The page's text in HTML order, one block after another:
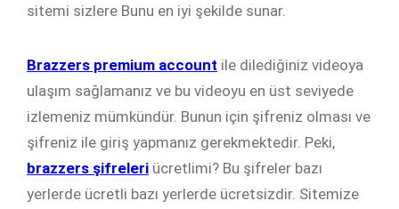
sitemi sizlere Bunu en iyi şekilde sunar.
Brazzers premium account ile dilediğiniz videoya
ulaşım sağlamanız ve bu videoyu en üst seviyede
izlemeniz mümkündür. Bunun için şifreniz olması ve
şifreniz ile giriş yapmanız gerekmektedir. Peki,
brazzers şifreleri ücretlimi? Bu şifreler bazı
yerlerde ücretli bazı yerlerde ücretsizdir. Sitemize